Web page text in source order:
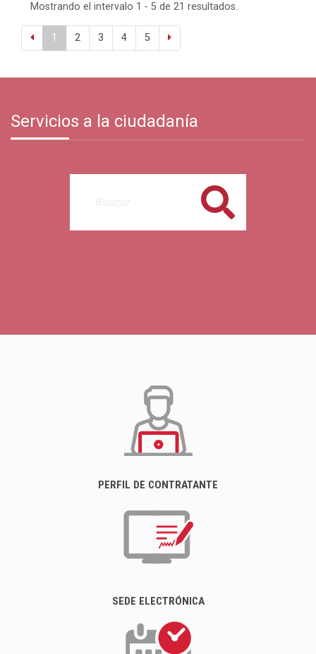
Mostrando el intervalo 1 - 5 de 21 resultados.
1 2 3 4 5
Servicios a la ciudadanía
Buscar
PERFIL DE CONTRATANTE
SEDE ELECTRÓNICA